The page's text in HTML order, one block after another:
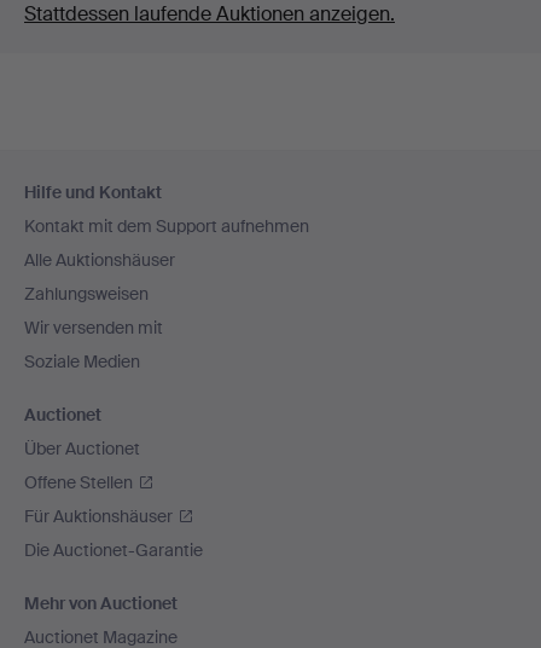
Stattdessen laufende Auktionen anzeigen.
Navigation
Hilfe und Kontakt
Kontakt mit dem Support aufnehmen
Alle Auktionshäuser
Zahlungsweisen
Wir versenden mit
Soziale Medien
Auctionet
Über Auctionet
Offene Stellen
Für Auktionshäuser
Die Auctionet-Garantie
Mehr von Auctionet
Auctionet Magazine